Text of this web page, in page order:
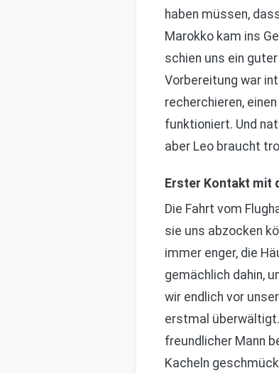
haben müssen,
Marokko kam ins
schien uns ein
Vorbereitung war
recherchieren,
funktioniert. Und
aber Leo braucht
Erster Kontakt mit
Die Fahrt vom
sie uns abzocken
immer enger, die
gemächlich dahin,
wir endlich vor
erstmal überwältigt.
freundlicher Mann
Kacheln